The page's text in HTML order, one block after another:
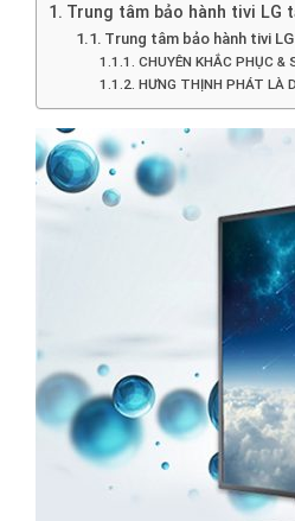
Trung tâm bảo hành tivi LG
Trung tâm bảo hành tivi LG
CHUYÊN KHẮC PHỤC &
HƯNG THỊNH PHÁT LÀ